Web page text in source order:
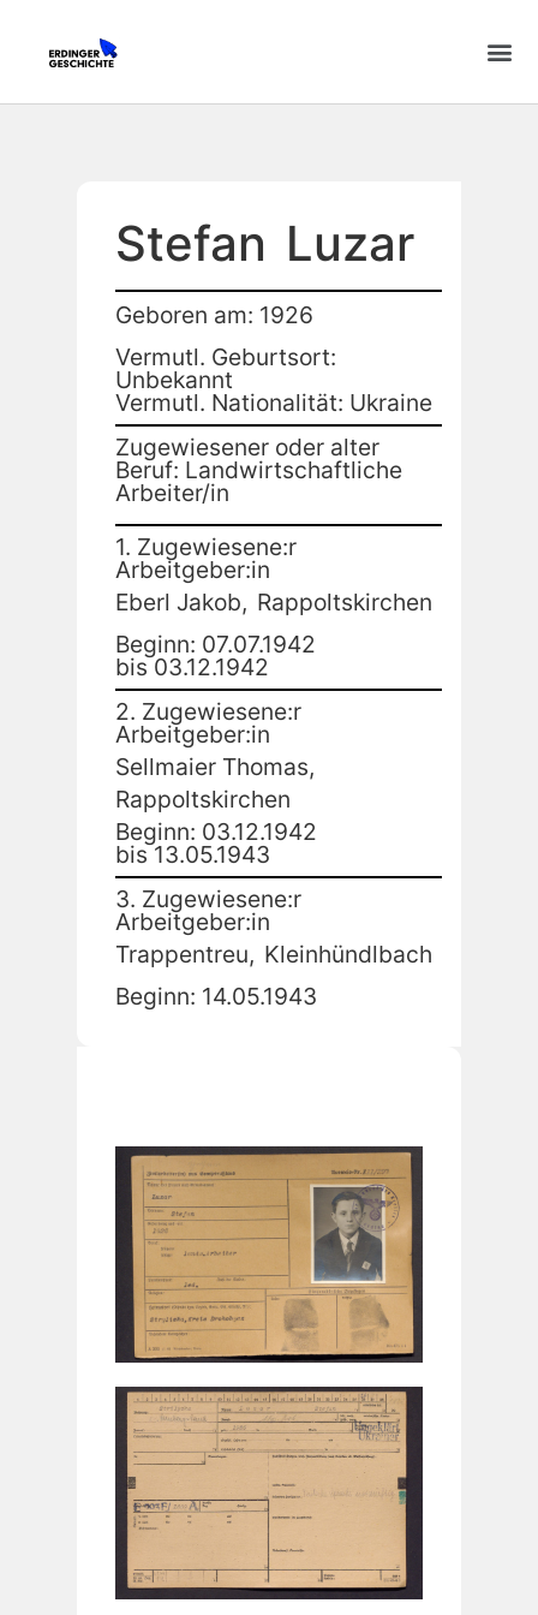
Stefan Luzar
Geboren am: 1926
Vermutl. Geburtsort:
Unbekannt
Vermutl. Nationalität: Ukraine
Zugewiesener oder alter
Beruf: Landwirtschaftliche
Arbeiter/in
1. Zugewiesene:r
Arbeitgeber:in
Eberl Jakob, Rappoltskirchen
Beginn: 07.07.1942
bis 03.12.1942
2. Zugewiesene:r
Arbeitgeber:in
Sellmaier Thomas,
Rappoltskirchen
Beginn: 03.12.1942
bis 13.05.1943
3. Zugewiesene:r
Arbeitgeber:in
Trappentreu, Kleinhündlbach
Beginn: 14.05.1943